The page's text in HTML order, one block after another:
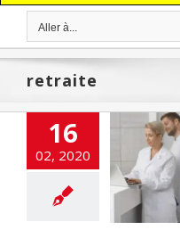
Aller à...
retraite
16
02, 2020
de Médecins
ACTUALITES